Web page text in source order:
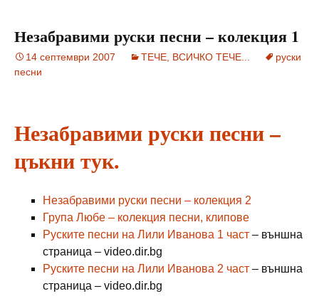
Незабравими руски песни – колекция 1
14 септември 2007 ТЕЧЕ, ВСИЧКО ТЕЧЕ...
руски
песни
Незабравими руски песни –
цъкни тук.
Незабравими руски песни – колекция 2
Група Любе – колекция песни, клипове
Руските песни на Лили Иванова 1 част – външна
страница – video.dir.bg
Руските песни на Лили Иванова 2 част – външна
страница – video.dir.bg